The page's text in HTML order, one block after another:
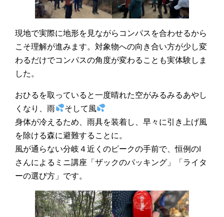
現地で実際に地形を見ながらコンパスを合わせるから
こそ理解が進みます。対象物への向き合い方が少し変
わるだけでコンパスの角度が変わることも実体験しま
した。
おひるを取っていると一度晴れた空がみるみるあやし
くなり、雨
そして風
身体が冷えるため、雨具を装着し、早々に引き上げ風
を除ける森に避難することに。
風が通らない分岐４近くのピークの手前で、恒例のI
さんによるミニ講座「ザックのパッキング」「ライタ
ーの選び方」です。